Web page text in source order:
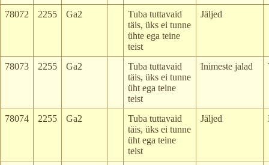
78072 2255 Ga2
Tuba tuttavaid
täis, üks ei tunne
ühte ega teine
teist
Jäljed
78073 2255 Ga2
Tuba tuttavaid
täis, üks ei tunne
üht ega teine
teist
Inimeste jalad
78074 2255 Ga2
Tuba tuttavaid
täis, üks ei tunne
üht ega teine
teist
Jäljed